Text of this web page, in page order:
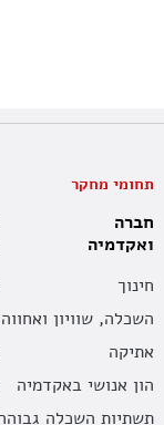
תחומי מחקר
חברה
ואקדמיה
חינוך
השכלה, שוויון ואחווה
אתיקה
הון אנושי באקדמיה
תשתיות השכלה